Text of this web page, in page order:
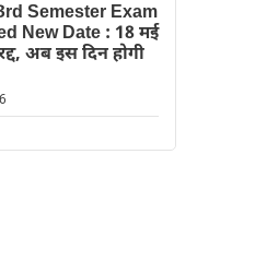
Semester Exam
New Date : 18 मई
अब इस दिन होगी